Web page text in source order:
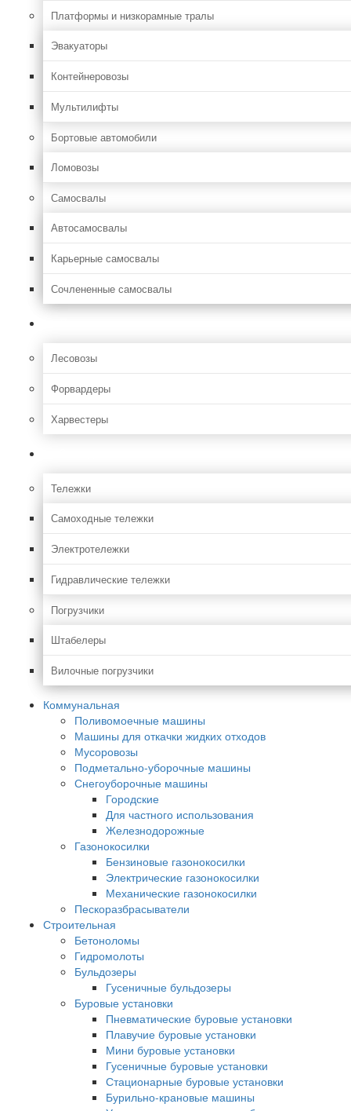
Платформы и низкорамные тралы
Эвакуаторы
Контейнеровозы
Мультилифты
Бортовые автомобили
Ломовозы
Самосвалы
Автосамосвалы
Карьерные самосвалы
Сочлененные самосвалы
Лесовозы
Форвардеры
Харвестеры
Тележки
Самоходные тележки
Электротележки
Гидравлические тележки
Погрузчики
Штабелеры
Вилочные погрузчики
Коммунальная
Поливомоечные машины
Машины для откачки жидких отходов
Мусоровозы
Подметально-уборочные машины
Снегоуборочные машины
Городские
Для частного использования
Железнодорожные
Газонокосилки
Бензиновые газонокосилки
Электрические газонокосилки
Механические газонокосилки
Пескоразбрасыватели
Строительная
Бетоноломы
Гидромолоты
Бульдозеры
Гусеничные бульдозеры
Буровые установки
Пневматические буровые установки
Плавучие буровые установки
Мини буровые установки
Гусеничные буровые установки
Стационарные буровые установки
Бурильно-крановые машины